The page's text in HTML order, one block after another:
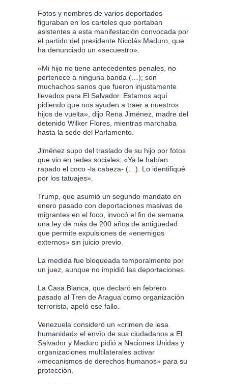
Fotos y nombres de varios deportados
figuraban en los carteles que portaban
asistentes a esta manifestación convocada por
el partido del presidente Nicolás Maduro, que
ha denunciado un «secuestro».
«Mi hijo no tiene antecedentes penales, no
pertenece a ninguna banda (…); son
muchachos sanos que fueron injustamente
llevados para El Salvador. Estamos aquí
pidiendo que nos ayuden a traer a nuestros
hijos de vuelta», dijo Rena Jiménez, madre del
detenido Wilker Flores, mientras marchaba
hasta la sede del Parlamento.
Jiménez supo del traslado de su hijo por fotos
que vio en redes sociales: «Ya le habían
rapado el coco -la cabeza- (…). Lo identifiqué
por los tatuajes».
Trump, que asumió un segundo mandato en
enero pasado con deportaciones masivas de
migrantes en el foco, invocó el fin de semana
una ley de más de 200 años de antigüedad
que permite expulsiones de «enemigos
externos» sin juicio previo.
La medida fue bloqueada temporalmente por
un juez, aunque no impidió las deportaciones.
La Casa Blanca, que declaró en febrero
pasado al Tren de Aragua como organización
terrorista, apeló ese fallo.
Venezuela consideró un «crimen de lesa
humanidad» el envío de sus ciudadanos a El
Salvador y Maduro pidió a Naciones Unidas y
organizaciones multilaterales activar
«mecanismos de derechos humanos» para su
protección.